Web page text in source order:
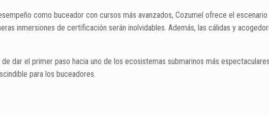
como buceador con cursos más avanzados, Cozumel ofrece el
inmersiones de certificación serán inolvidables. Además, las cálidas y
dar el primer paso hacia uno de los ecosistemas submarinos más
para los buceadores.